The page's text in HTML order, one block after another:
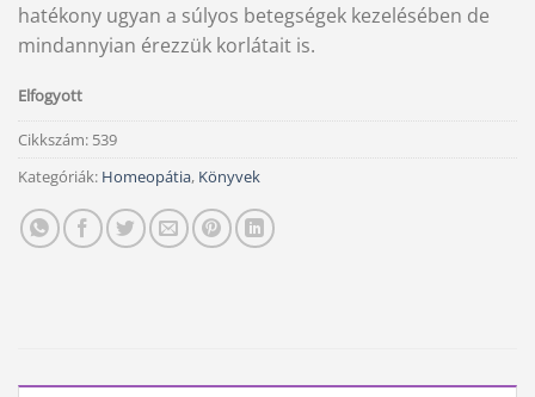
hatékony ugyan a súlyos betegségek kezelésében de
mindannyian érezzük korlátait is.
Elfogyott
Cikkszám: 539
Kategóriák: Homeopátia, Könyvek